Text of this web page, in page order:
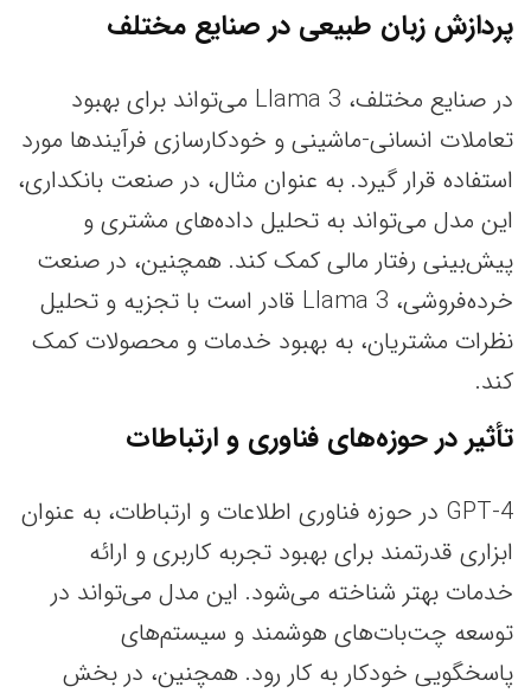
پردازش زبان طبیعی در صنایع مختلف
در صنایع مختلف، Llama 3 می‌تواند برای بهبود
تعاملات انسانی-ماشینی و خودکارسازی فرآیندها مورد
استفاده قرار گیرد. به عنوان مثال، در صنعت بانکداری،
این مدل می‌تواند به تحلیل داده‌های مشتری و
پیش‌بینی رفتار مالی کمک کند. همچنین، در صنعت
خرده‌فروشی، Llama 3 قادر است با تجزیه و تحلیل
نظرات مشتریان، به بهبود خدمات و محصولات کمک
کند.
تأثیر در حوزه‌های فناوری و ارتباطات
GPT-4 در حوزه فناوری اطلاعات و ارتباطات، به عنوان
ابزاری قدرتمند برای بهبود تجربه کاربری و ارائه
خدمات بهتر شناخته می‌شود. این مدل می‌تواند در
توسعه چت‌بات‌های هوشمند و سیستم‌های
پاسخگویی خودکار به کار رود. همچنین، در بخش